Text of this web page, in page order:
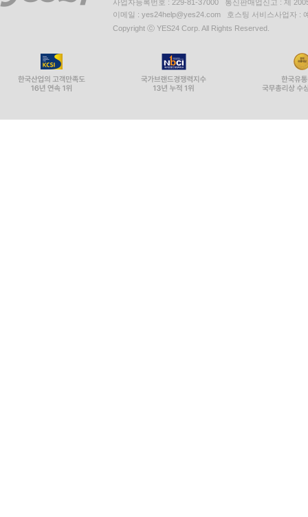
사업자등록번호 : 229-81-37000 통신판매업신고 : 제
이메일 : yes24help@yes24.com 호스팅 서비스사업자 :
Copyright ⓒ YES24 Corp. All Rights Reserved.